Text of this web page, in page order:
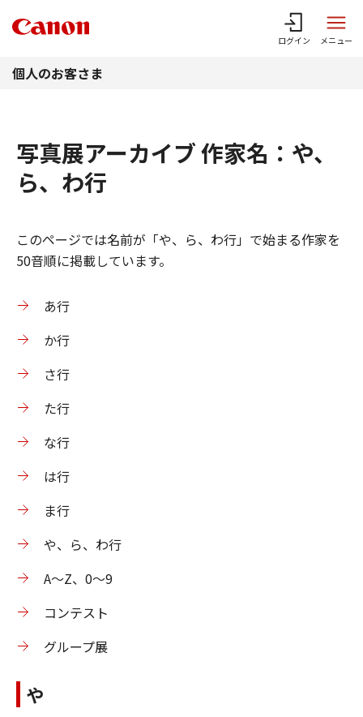
ログイン メニュー
個人のお客さま
写真展アーカイブ 作家名：や、
ら、わ行
このページでは名前が「や、ら、わ行」で始まる作家を
50音順に掲載しています。
あ行
か行
さ行
た行
な行
は行
ま行
や、ら、わ行
A～Z、0～9
コンテスト
グループ展
や